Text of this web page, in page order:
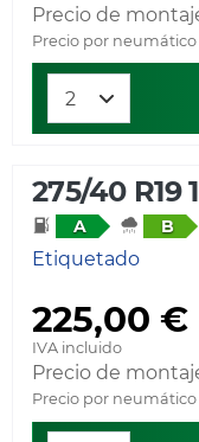
Precio de
Precio por neumático
275/40 R19
A B
Etiquetado
225,00 €
IVA incluido
Precio de
Precio por neumático